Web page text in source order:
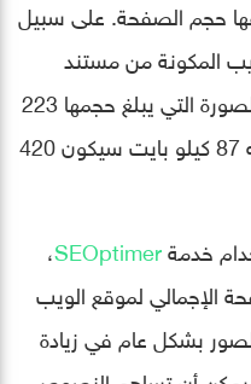
حجم الصفحة. على سبيل
المكونة من مستند
HTML بحجم 110 كيلو بايت، والصورة التي يبلغ حجمها 223
كيلو بايت وملف الذي يبلغ حجمه 87 كيلو بايت سيكون 420
خدمةSEOptimer،
الإجمالي لموقع الويب
بشكل عام في زيادة